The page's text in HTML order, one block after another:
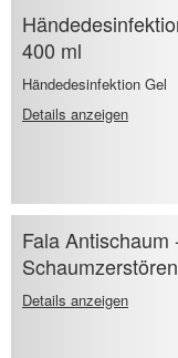
400 ml
Händedesinfektion Gel
Details anzeigen
Fala Antischaum
Details anzeigen